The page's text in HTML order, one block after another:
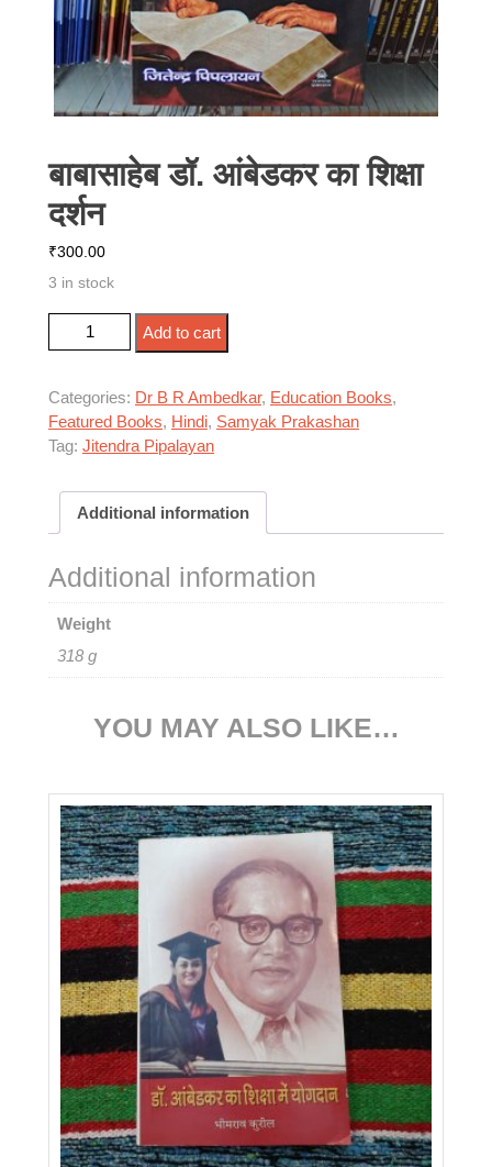
बाबासाहेब डॉ. आंबेडकर का शिक्षा
दर्शन
₹300.00
3 in stock
बाबासाहेब डॉ. आंबेडकर का शिक्षा दर्शन quantity
Add to cart
Categories: Dr B R Ambedkar, Education Books,
Featured Books, Hindi, Samyak Prakashan
Tag: Jitendra Pipalayan
Additional information
Additional information
Weight
318 g
YOU MAY ALSO LIKE…